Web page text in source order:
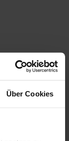
Über Cookies